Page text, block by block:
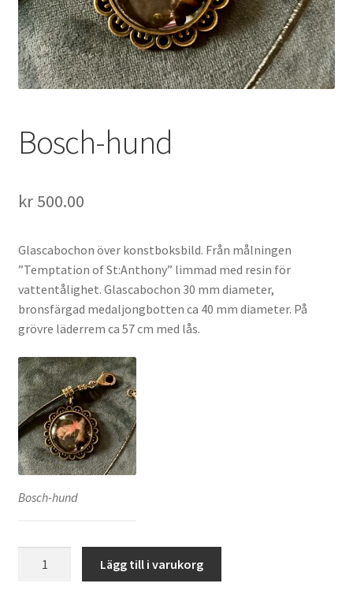
Bosch-hund
kr500.00
Glascabochon över konstboksbild. Från målningen
”Temptation of St:Anthony” limmad med resin för
vattentålighet. Glascabochon 30 mm diameter,
bronsfärgad medaljongbotten ca 40 mm diameter. På
grövre läderrem ca 57 cm med lås.
Bosch-hund
Lägg till i varukorg